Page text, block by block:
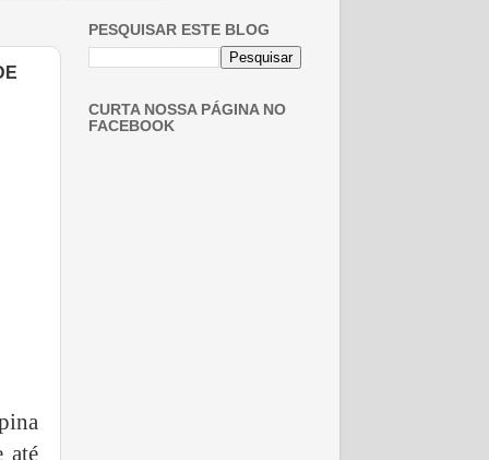
até
PESQUISAR ESTE BLOG
CURTA NOSSA PÁGINA NO
FACEBOOK